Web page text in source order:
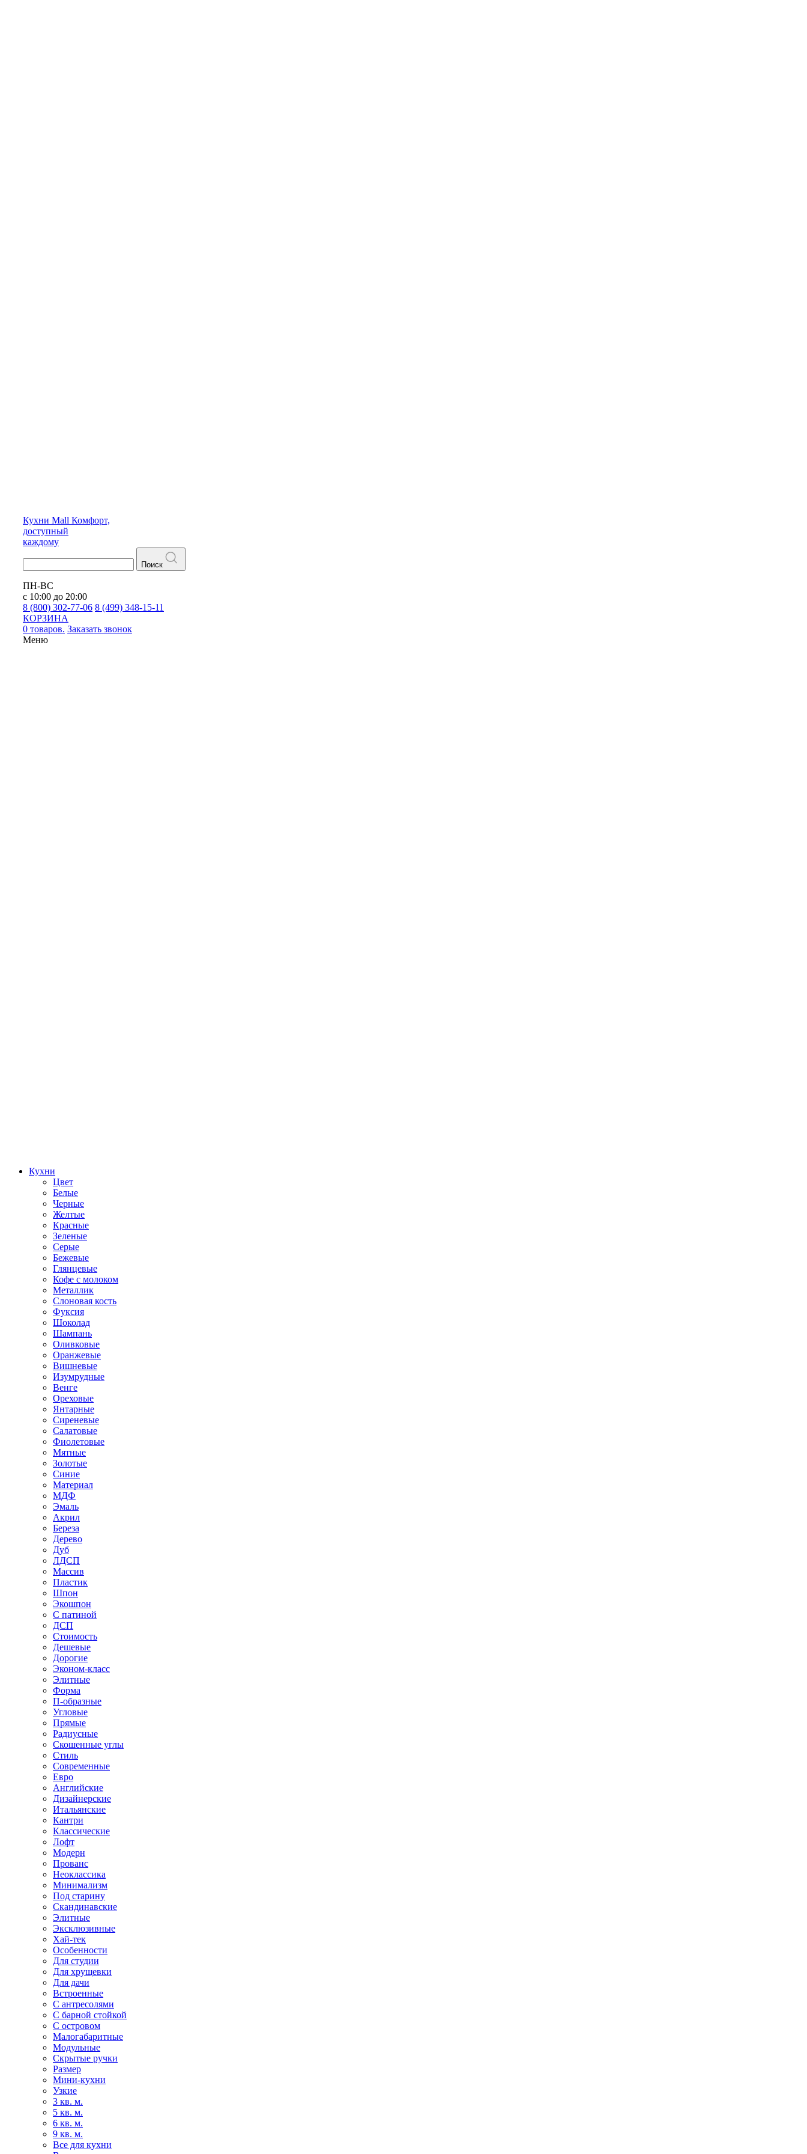
Кухни Mall Комфорт,
доступный
каждому
Поиск
ПН-ВС
с 10:00 до 20:00
8 (800) 302-77-06 8 (499) 348-15-11
КОРЗИНА
0 товаров. Заказать звонок
Меню
Кухни
Цвет
Белые
Черные
Желтые
Красные
Зеленые
Серые
Бежевые
Глянцевые
Кофе с молоком
Металлик
Слоновая кость
Фуксия
Шоколад
Шампань
Оливковые
Оранжевые
Вишневые
Изумрудные
Венге
Ореховые
Янтарные
Сиреневые
Салатовые
Фиолетовые
Мятные
Золотые
Синие
Материал
МДФ
Эмаль
Акрил
Береза
Дерево
Дуб
ЛДСП
Массив
Пластик
Шпон
Экошпон
С патиной
ДСП
Стоимость
Дешевые
Дорогие
Эконом-класс
Элитные
Форма
П-образные
Угловые
Прямые
Радиусные
Скошенные углы
Стиль
Современные
Евро
Английские
Дизайнерские
Итальянские
Кантри
Классические
Лофт
Модерн
Прованс
Неоклассика
Минимализм
Под старину
Скандинавские
Элитные
Эксклюзивные
Хай-тек
Особенности
Для студии
Для хрущевки
Для дачи
Встроенные
С антресолями
С барной стойкой
С островом
Малогабаритные
Модульные
Скрытые ручки
Размер
Мини-кухни
Узкие
3 кв. м.
5 кв. м.
6 кв. м.
9 кв. м.
Все для кухни